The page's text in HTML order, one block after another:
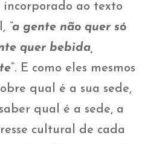
ao texto
“a gente não quer só
quer bebida,
”. E como eles mesmos
qual é a sua sede,
qual é a sede, a
cultural de cada